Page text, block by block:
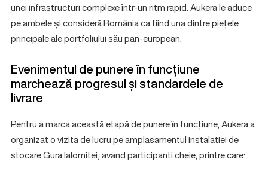
unei infrastructuri complexe într-un ritm rapid. Aukera le aduce
pe ambele și consideră România ca fiind una dintre piețele
principale ale portfoliului său pan-european.
Evenimentul de punere în funcțiune
marchează progresul și standardele de
livrare
Pentru a marca această etapă de punere în funcțiune, Aukera a
organizat o vizita de lucru pe amplasamentul instalatiei de
stocare Gura Ialomitei, avand participanti cheie, printre care: